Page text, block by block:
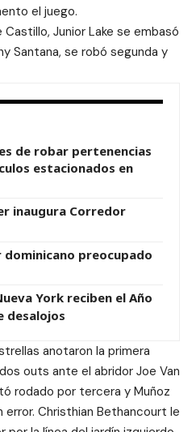
el juego.
Junior Lake se embasó
Santana, se robó segunda y
de robar pertenencias
estacionados en
inaugura Corredor
preocupado
York reciben el Año
desalojos
anotaron la primera
outs ante el abridor Joe Van
rodado por tercera y Muñoz
error. Christhian Bethancourt le